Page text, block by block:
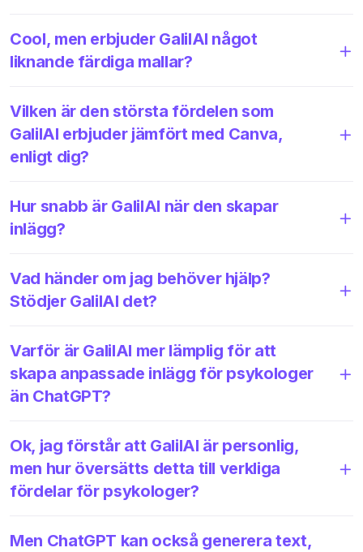
Cool, men erbjuder GalilAI något
liknande färdiga mallar?
Vilken är den största fördelen som
GalilAI erbjuder jämfört med Canva,
enligt dig?
Hur snabb är GalilAI när den skapar
inlägg?
Vad händer om jag behöver hjälp?
Stödjer GalilAI det?
Varför är GalilAI mer lämplig för att
skapa anpassade inlägg för psykologer
än ChatGPT?
Ok, jag förstår att GalilAI är personlig,
men hur översätts detta till verkliga
fördelar för psykologer?
Men ChatGPT kan också generera text,